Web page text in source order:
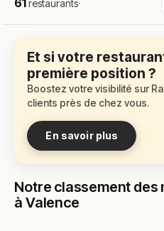
61restaurants·
Et si votre
première position ?
Boostez votre visibilité sur
clients près de chez vous.
En savoir plus
Notre classement
à Valence